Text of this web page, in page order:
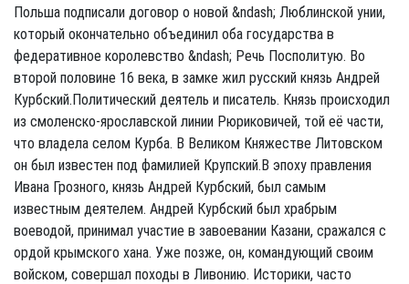
Польша подписали договор о новой &ndash; Люблинской унии,
который окончательно объединил оба государства в
федеративное королевство &ndash; Речь Посполитую. Во
второй половине 16 века, в замке жил русский князь Андрей
Курбский.Политический деятель и писатель. Князь происходил
из смоленско-ярославской линии Рюриковичей, той её части,
что владела селом Курба. В Великом Княжестве Литовском
он был известен под фамилией Крупский.В эпоху правления
Ивана Грозного, князь Андрей Курбский, был самым
известным деятелем. Андрей Курбский был храбрым
воеводой, принимал участие в завоевании Казани, сражался с
ордой крымского хана. Уже позже, он, командующий своим
войском, совершал походы в Ливонию. Историки, часто